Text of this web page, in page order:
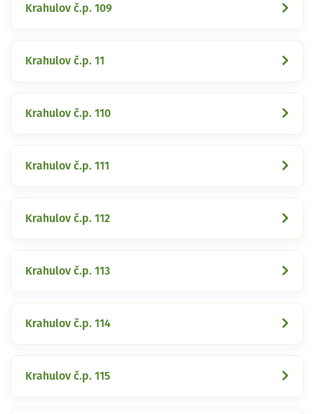
Krahulov č.p. 109
Krahulov č.p. 11
Krahulov č.p. 110
Krahulov č.p. 111
Krahulov č.p. 112
Krahulov č.p. 113
Krahulov č.p. 114
Krahulov č.p. 115